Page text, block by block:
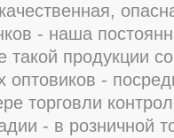
- наша
такой продукции
оптовиков -
торговли
- в розничной